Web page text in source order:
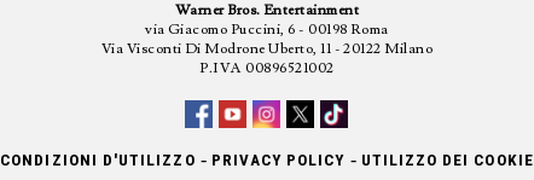
Warner Bros. Entertainment
via Giacomo Puccini, 6 - 00198 Roma
Via Visconti Di Modrone Uberto, 11 - 20122 Milano
P.IVA 00896521002
CONDIZIONI D'UTILIZZO - PRIVACY POLICY - UTILIZZO DEI COOKIE